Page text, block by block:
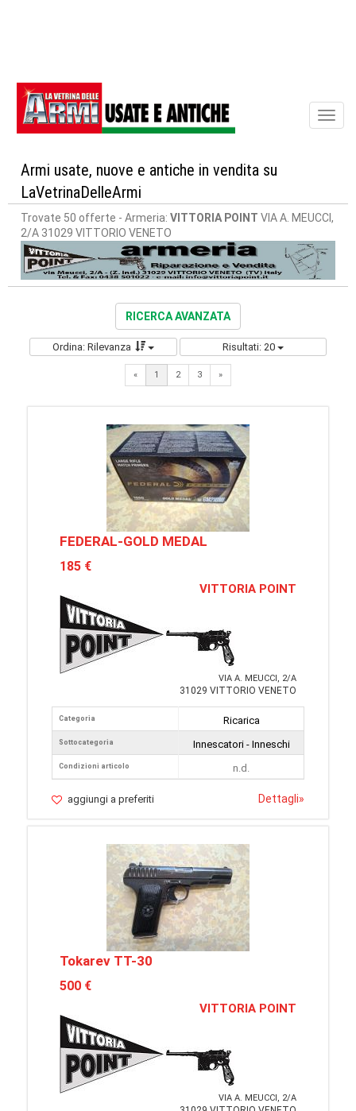
Armi usate, nuove e antiche in vendita su
LaVetrinaDelleArmi
Trovate 50 offerte - Armeria: VITTORIA POINT VIA A. MEUCCI,
2/A 31029 VITTORIO VENETO
RICERCA AVANZATA
Ordina: Rilevanza Risultati: 20
« 1 2 3 »Next
FEDERAL-GOLD MEDAL
185 €
VITTORIA POINT
VIA A. MEUCCI, 2/A
31029 VITTORIO VENETO
Categoria
Sottocategoria
Condizioni articolo
Ricarica
Innescatori - Inneschi
n.d.
aggiungi a preferiti Dettagli»
Tokarev TT-30
500 €
VITTORIA POINT
VIA A. MEUCCI, 2/A